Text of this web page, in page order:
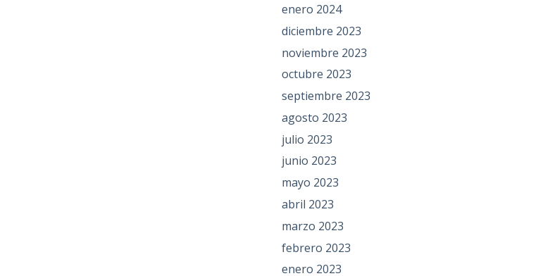
enero 2024
diciembre 2023
noviembre 2023
octubre 2023
septiembre 2023
agosto 2023
julio 2023
junio 2023
mayo 2023
abril 2023
marzo 2023
febrero 2023
enero 2023